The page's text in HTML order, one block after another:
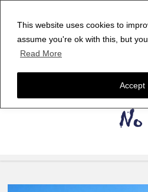
This website uses cookies to
assume you're ok with this, but
Read More
Accept